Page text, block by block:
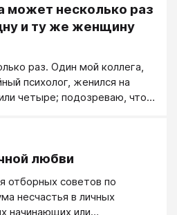
может несколько раз
и ту же женщину
раз. Один мой коллега,
психолог, женился на
четыре; подозреваю, что
любви
отборных советов по
несчастья в личных
начинающих или